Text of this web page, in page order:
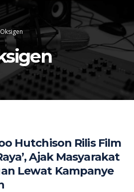
Hutchison Rilis Film
Ajak Masyarakat
Lewat Kampanye